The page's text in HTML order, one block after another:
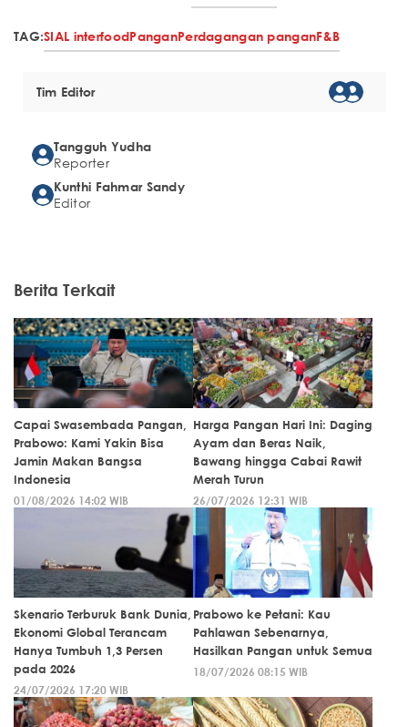
TAG:SIAL interfoodPanganPerdagangan panganF&B
Tim Editor
Tangguh Yudha
Reporter
Kunthi Fahmar Sandy
Editor
Berita Terkait
Capai Swasembada Pangan,
Prabowo: Kami Yakin Bisa
Jamin Makan Bangsa
Indonesia
01/08/2026 14:02 WIB
Harga Pangan Hari Ini: Daging
Ayam dan Beras Naik,
Bawang hingga Cabai Rawit
Merah Turun
26/07/2026 12:31 WIB
Skenario Terburuk Bank Dunia,
Ekonomi Global Terancam
Hanya Tumbuh 1,3 Persen
pada 2026
24/07/2026 17:20 WIB
Prabowo ke Petani: Kau
Pahlawan Sebenarnya,
Hasilkan Pangan untuk Semua
18/07/2026 08:15 WIB